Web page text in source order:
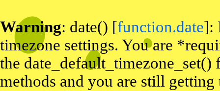
Warning: date() [function.date]:
timezone settings. You are
the
methods and you are still